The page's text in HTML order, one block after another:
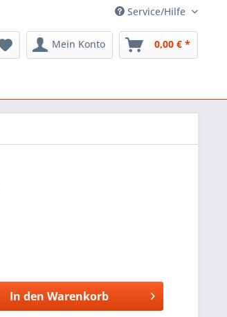
Service/Hilfe
Mein Konto 0,00 € *
In den Warenkorb